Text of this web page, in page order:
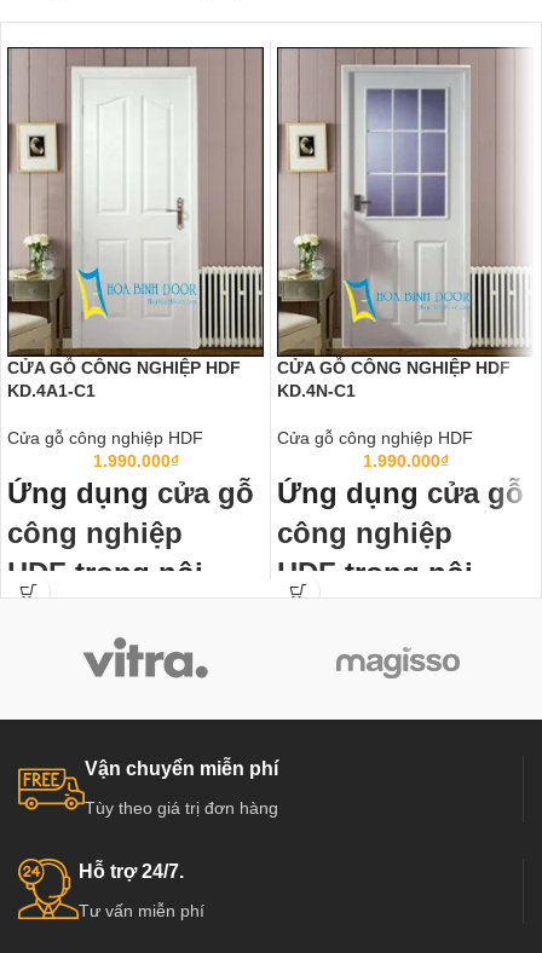
CỬA GỖ CÔNG NGHIỆP HDF
KD.4A1-C1
Cửa gỗ công nghiệp HDF
1.990.000₫
Ứng dụng cửa gỗ
công nghiệp
HDF trong nội
Cửa gỗ công nghiệp HDF
chuẩn mực cửa thông phòng, cửa
Biệt thự, nhà phố ở các nước tiên
tiến như Mỹ, Hàn Quốc, Nhật Bản…
Đặc biệt đã và đang dần phát triển
cung cấp hàng chất lượng và uy tín
hàng đầu tại Việt Nam như :
Kingdoor, Hoabinhdoor…
CỬA GỖ CÔNG NGHIỆP HDF
KD.4N-C1
Cửa gỗ công nghiệp HDF
1.990.000₫
Ứng dụng cửa gỗ
công nghiệp
HDF trong nội
Cửa gỗ công nghiệp HDF
chuẩn mực cửa thông phòng, cửa
tiến như Mỹ, Hàn Quốc, Nhật Bản…
Vận chuyển miễn phí
Tùy theo giá trị đơn hàng
Hỗ trợ 24/7.
Tư vấn miễn phí